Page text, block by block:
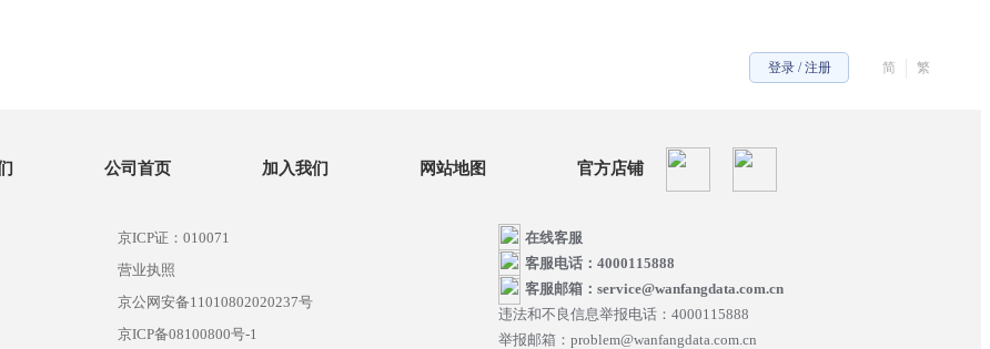
登录 / 注册 简 繁
公司首页 加入我们 网站地图 官方店铺
京ICP证：010071
营业执照
京公网安备11010802020237号
京ICP备08100800号-1
在线客服
客服电话：4000115888
客服邮箱：service@wanfangdata.com.cn
违法和不良信息举报电话：4000115888
举报邮箱：problem@wanfangdata.com.cn